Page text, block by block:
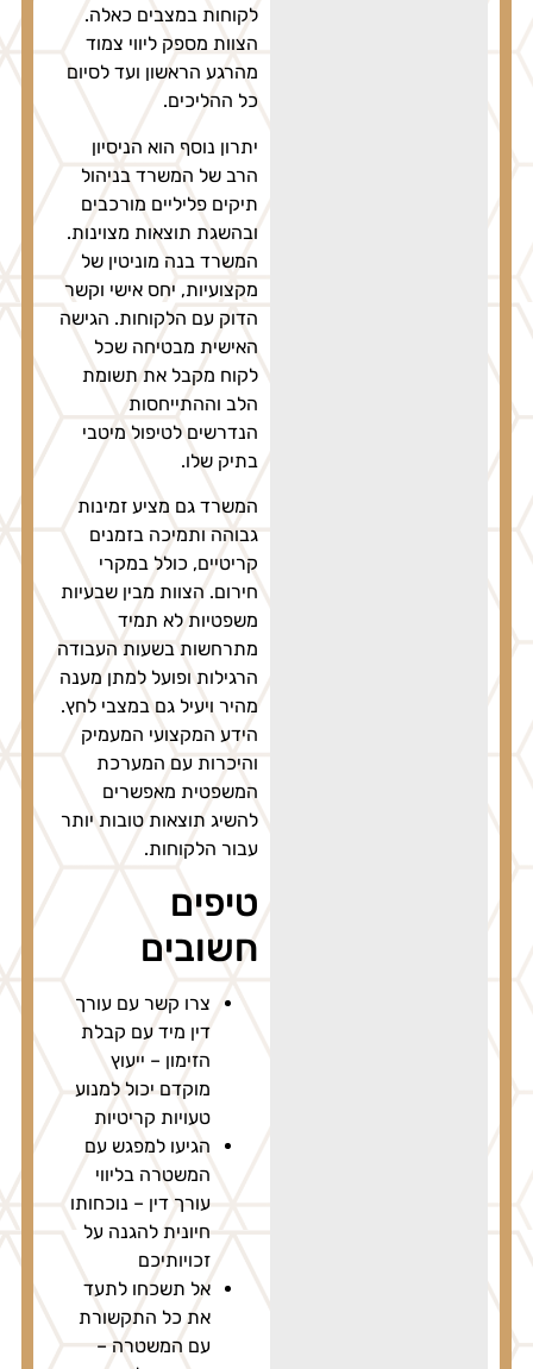
לקוחות במצבים כאלה.
הצוות מספק ליווי צמוד
מהרגע הראשון ועד לסיום
כל ההליכים.
יתרון נוסף הוא הניסיון
הרב של המשרד בניהול
תיקים פליליים מורכבים
ובהשגת תוצאות מצוינות.
המשרד בנה מוניטין של
מקצועיות, יחס אישי וקשר
הדוק עם הלקוחות. הגישה
האישית מבטיחה שכל
לקוח מקבל את תשומת
הלב וההתייחסות
הנדרשים לטיפול מיטבי
בתיק שלו.
המשרד גם מציע זמינות
גבוהה ותמיכה בזמנים
קריטיים, כולל במקרי
חירום. הצוות מבין שבעיות
משפטיות לא תמיד
מתרחשות בשעות העבודה
הרגילות ופועל למתן מענה
מהיר ויעיל גם במצבי לחץ.
הידע המקצועי המעמיק
והיכרות עם המערכת
המשפטית מאפשרים
להשיג תוצאות טובות יותר
עבור הלקוחות.
טיפים
חשובים
צרו קשר עם עורך
דין מיד עם קבלת
הזימון – ייעוץ
מוקדם יכול למנוע
טעויות קריטיות
הגיעו למפגש עם
המשטרה בליווי
עורך דין – נוכחותו
חיונית להגנה על
זכויותיכם
אל תשכחו לתעד
את כל התקשורת
עם המשטרה –